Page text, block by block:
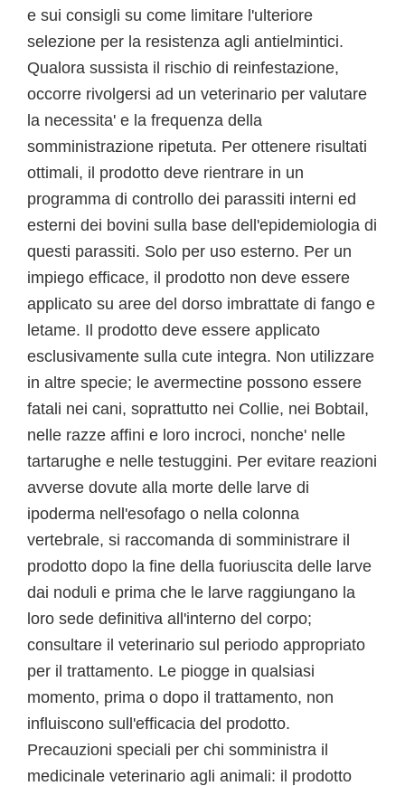
e sui consigli su come limitare l'ulteriore
selezione per la resistenza agli antielmintici.
Qualora sussista il rischio di reinfestazione,
occorre rivolgersi ad un veterinario per valutare
la necessita' e la frequenza della
somministrazione ripetuta. Per ottenere risultati
ottimali, il prodotto deve rientrare in un
programma di controllo dei parassiti interni ed
esterni dei bovini sulla base dell'epidemiologia di
questi parassiti. Solo per uso esterno. Per un
impiego efficace, il prodotto non deve essere
applicato su aree del dorso imbrattate di fango e
letame. Il prodotto deve essere applicato
esclusivamente sulla cute integra. Non utilizzare
in altre specie; le avermectine possono essere
fatali nei cani, soprattutto nei Collie, nei Bobtail,
nelle razze affini e loro incroci, nonche' nelle
tartarughe e nelle testuggini. Per evitare reazioni
avverse dovute alla morte delle larve di
ipoderma nell'esofago o nella colonna
vertebrale, si raccomanda di somministrare il
prodotto dopo la fine della fuoriuscita delle larve
dai noduli e prima che le larve raggiungano la
loro sede definitiva all'interno del corpo;
consultare il veterinario sul periodo appropriato
per il trattamento. Le piogge in qualsiasi
momento, prima o dopo il trattamento, non
influiscono sull'efficacia del prodotto.
Precauzioni speciali per chi somministra il
medicinale veterinario agli animali: il prodotto